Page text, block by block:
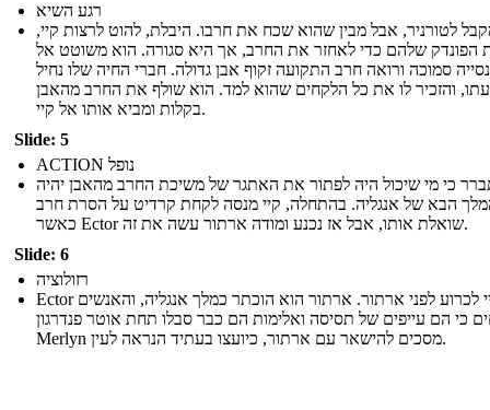
רגע השיא
לטורניר, אבל מבין שהוא שכח את חרבו. היבלת, להוט לרצות קיי,
הפונדק שלהם כדי לאחזר את החרב, אך היא סגורה. הוא משוטט אל
סמוכה ורואה חרב התקועה זקוף אבן גדולה. חברי החיה שלו נחיל
והזכיר לו את כל הלקחים שהוא למד. הוא שולף את החרב מהאבן
בקלות ומביא אותו אל קיי.
Slide: 5
ACTION נופל
כי מי שיכול היה לפתור את האתגר של משיכת החרב מהאבן יהיה
הבא של אנגליה. בהתחלה, קיי מנסה לקחת קרדיט על הסרת חרב
כאשר Ector שואלת אותו, אבל אז נכנע ומודה ארתור עשה את זה.
Slide: 6
רזולוציה
Ector וקיי לכרוע לפני ארתור. ארתור הוא הוכתר כמלך אנגליה, והאנשים
כי הם עייפים של תסיסה ואלימות הם כבר סבלו תחת אוטר פנדרגון.
Merlyn מסכים להישאר עם ארתור, כיועצו בעתיד הנראה לעין.